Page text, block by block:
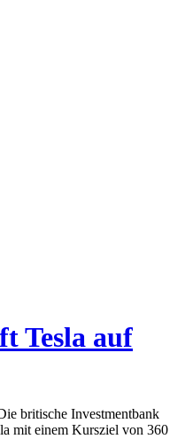
Tesla auf
britische Investmentbank
mit einem Kursziel von 360